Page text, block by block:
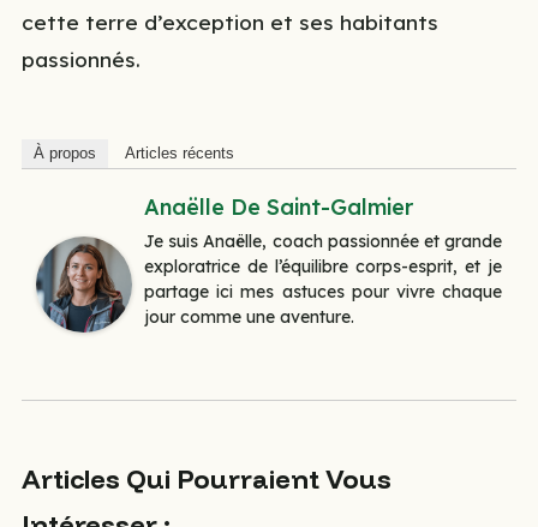
cette terre d’exception et ses habitants
passionnés.
À propos Articles récents
Anaëlle De Saint-Galmier
Je suis Anaëlle, coach passionnée et grande
exploratrice de l’équilibre corps-esprit, et je
partage ici mes astuces pour vivre chaque
jour comme une aventure.
Articles Qui Pourraient Vous